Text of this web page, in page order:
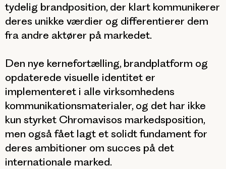
tydelig brandposition, der klart kommunikerer
deres unikke værdier og differentierer dem
fra andre aktører på markedet.
Den nye kernefortælling, brandplatform og
opdaterede visuelle identitet er
implementeret i alle virksomhedens
kommunikationsmaterialer, og det har ikke
kun styrket Chromavisos markedsposition,
men også fået lagt et solidt fundament for
deres ambitioner om succes på det
internationale marked.